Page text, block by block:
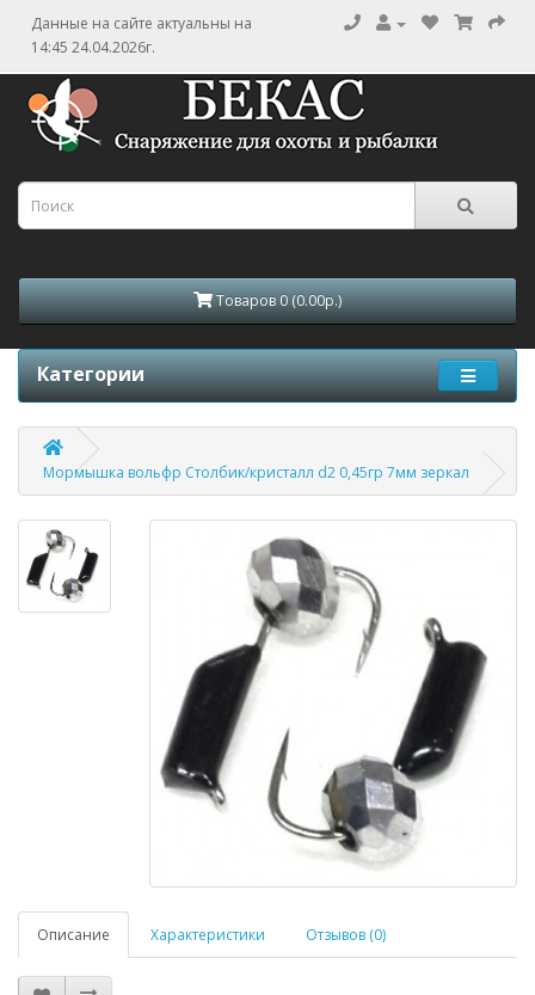
Данные на сайте актуальны на
14:45 24.04.2026г.
Товаров 0 (0.00р.)
Категории
Мормышка вольфр Столбик/кристалл d2 0,45гр 7мм зеркал
Описание Характеристики Отзывов (0)